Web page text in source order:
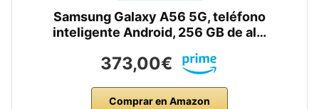
Samsung Galaxy A56 5G, teléfono
inteligente Android, 256 GB de al…
373,00€
Comprar en Amazon